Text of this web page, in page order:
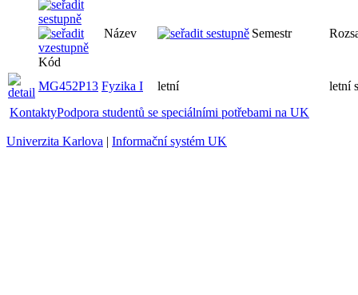
Kód
Název Semestr
MG452P13 Fyzika I
KontaktyPodpora studentů se speciálními potřebami na UK
Univerzita Karlova Informační systém UK